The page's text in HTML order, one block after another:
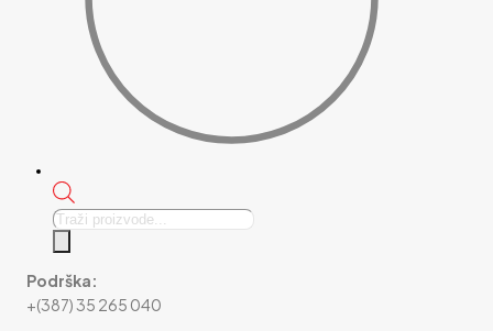
Products
Podrška:
+(387) 35 265 040